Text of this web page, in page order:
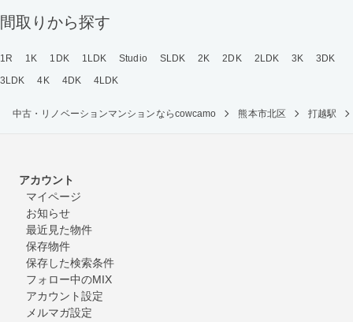
間取りから探す
1R 1K 1DK 1LDK Studio SLDK 2K 2DK 2LDK 3K
3DK
3LDK
4K 4DK 4LDK
中古・リノベーションマンションならcowcamo 熊本市北区 打越駅
アカウント
マイページ
お知らせ
最近見た物件
保存物件
保存した検索条件
フォロー中のMIX
アカウント設定
メルマガ設定